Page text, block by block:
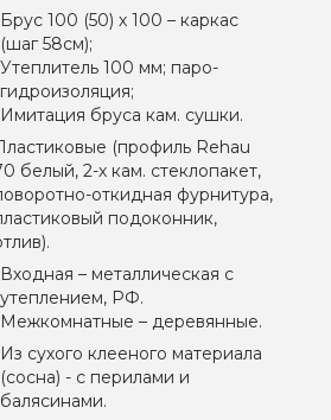
Брус 100 (50) х 100 – каркас
(шаг 58см);
Утеплитель 100 мм; паро-
гидроизоляция;
Имитация бруса кам. сушки.
(профиль Rehau
белый, 2-х кам. стеклопакет,
откидная фурнитура,
подоконник,
Входная – металлическая с
утеплением, РФ.
Межкомнатные – деревянные.
Из сухого клееного материала
(сосна) - с перилами и
балясинами.